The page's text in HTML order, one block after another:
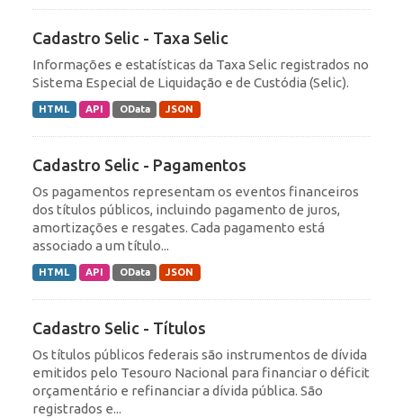
Cadastro Selic - Taxa Selic
Informações e estatísticas da Taxa Selic registrados no
Sistema Especial de Liquidação e de Custódia (Selic).
HTML API OData JSON
Cadastro Selic - Pagamentos
Os pagamentos representam os eventos financeiros
dos títulos públicos, incluindo pagamento de juros,
amortizações e resgates. Cada pagamento está
associado a um título...
HTML API OData JSON
Cadastro Selic - Títulos
Os títulos públicos federais são instrumentos de dívida
emitidos pelo Tesouro Nacional para financiar o déficit
orçamentário e refinanciar a dívida pública. São
registrados e...